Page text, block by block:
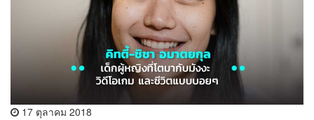
17 ตุลาคม 2018